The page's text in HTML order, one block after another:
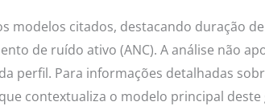
modelos citados, destacando duração
de ruído ativo (ANC). A análise não
perfil. Para informações detalhadas
contextualiza o modelo principal deste